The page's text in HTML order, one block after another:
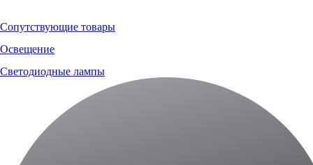
Сопутствующие товары
Освещение
Светодиодные лампы